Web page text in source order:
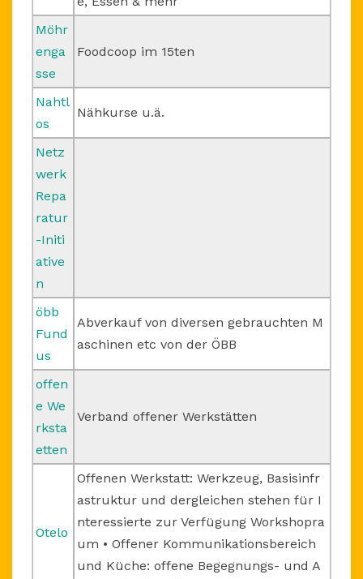
Möhr
enga
sse
Foodcoop im 15ten
Nahtl
os
Nähkurse u.ä.
Netz
werk
Repa
ratur
-Initi
ative
n
öbb
Fund
us
Abverkauf von diversen gebrauchten M
aschinen etc von der ÖBB
offen
e We
rksta
etten
Verband offener Werkstätten
Otelo
Offenen Werkstatt: Werkzeug, Basisinfr
astruktur und dergleichen stehen für I
nteressierte zur Verfügung Workshopra
um • Offener Kommunikationsbereich
und Küche: offene Begegnungs- und A